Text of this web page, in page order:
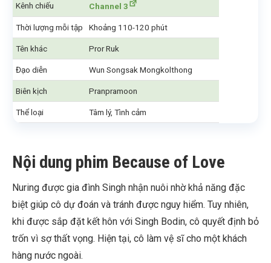
Kênh chiếu Channel 3
Thời lượng mỗi tập Khoảng 110-120 phút
Tên khác Pror Ruk
Đạo diễn Wun Songsak Mongkolthong
Biên kịch Pranpramoon
Thể loại Tâm lý, Tình cảm
Nội dung phim Because of Love
Nuring được gia đình Singh nhận nuôi nhờ khả năng đặc
biệt giúp cô dự đoán và tránh được nguy hiểm. Tuy nhiên,
khi được sắp đặt kết hôn với Singh Bodin, cô quyết định bỏ
trốn vì sợ thất vọng. Hiện tại, cô làm vệ sĩ cho một khách
hàng nước ngoài.